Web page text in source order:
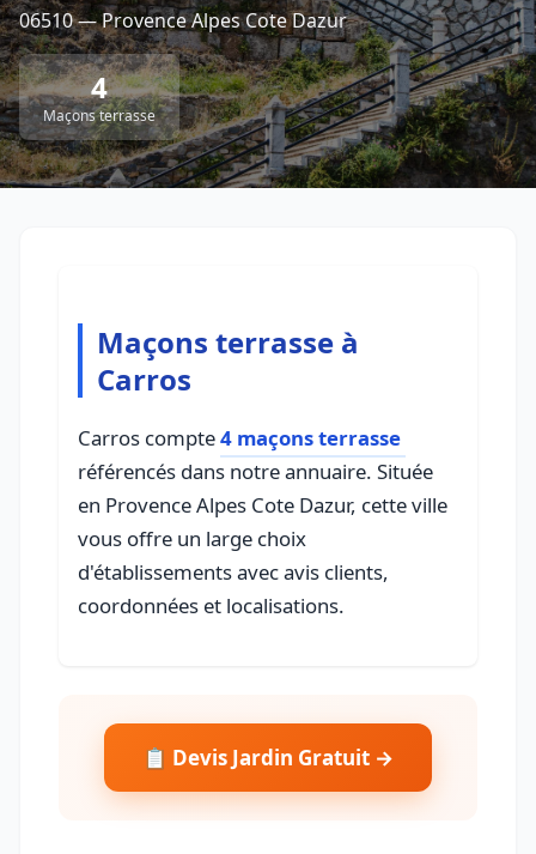
CGU-Confidentialité- Service proposé parViteUnDevis.com-Vous
06510 — Provence Alpes Cote Dazur
4
Maçons terrasse
Maçons terrasse à
Carros
Carros compte4 maçons terrasse
référencés dans notre annuaire. Située
en Provence Alpes Cote Dazur, cette ville
vous offre un large choix
d'établissements avec avis clients,
coordonnées et localisations.
📋 Devis Jardin Gratuit →